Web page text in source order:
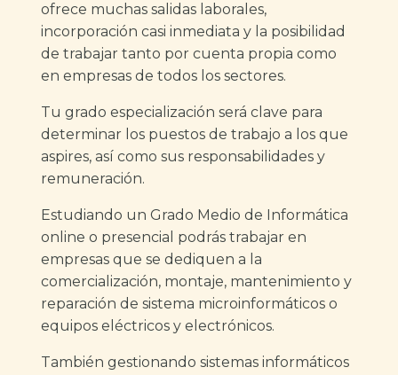
ofrece muchas salidas laborales,
incorporación casi inmediata y la posibilidad
de trabajar tanto por cuenta propia como
en empresas de todos los sectores.
Tu grado especialización será clave para
determinar los puestos de trabajo a los que
aspires, así como sus responsabilidades y
remuneración.
Estudiando un Grado Medio de Informática
online o presencial podrás trabajar en
empresas que se dediquen a la
comercialización, montaje, mantenimiento y
reparación de sistema microinformáticos o
equipos eléctricos y electrónicos.
También gestionando sistemas informáticos